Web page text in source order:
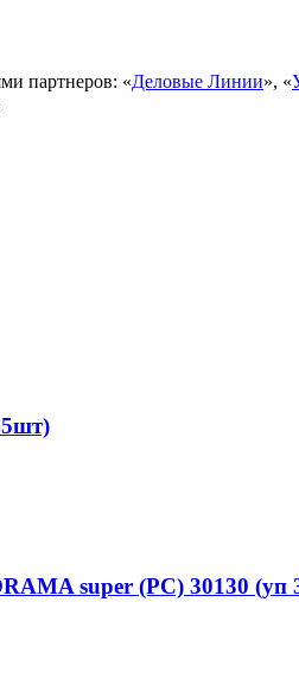
партнеров: «Деловые Линии», «
super (PC) 30130 (уп